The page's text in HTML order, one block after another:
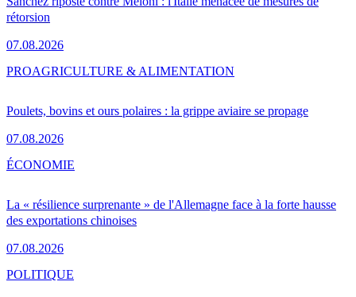
rétorsion
07.08.2026
Poulets, bovins et ours polaires : la grippe aviaire se propage
07.08.2026
PROAGRICULTURE & ALIMENTATION
La « résilience surprenante » de l'Allemagne face à la forte hausse
des exportations chinoises
07.08.2026
ÉCONOMIE
POLITIQUE